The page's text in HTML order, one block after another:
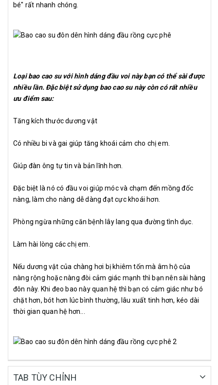
bé" rất nhanh chóng.
Loại bao cao su với hình dáng đầu voi này bạn có thể sài được
nhiều lần. Đặc biệt sử dụng bao cao su này còn có rất nhiều
ưu điểm sau:
Tăng kích thước dương vật
Có nhiều bi và gai giúp tăng khoái cảm cho chị em.
Giúp đàn ông tự tin và bản lĩnh hơn.
Đặc biệt là nó có đầu voi giúp móc và chạm đến mồng đốc
nàng, làm cho nàng dễ dàng đạt cực khoái hơn.
Phòng ngừa những căn bệnh lây lang qua đường tình dục.
Làm hài lòng các chị em.
Nếu dương vật của chàng hơi bị khiêm tốn mà âm hộ của
nàng rộng hoặc nàng đòi cảm giác mạnh thì bạn nên sài hàng
đôn này. Khi đeo bao này quan hệ thì bạn có cảm giác như bó
chặt hơn, bót hơn lúc bình thường, lâu xuất tinh hơn, kéo dài
thời gian quan hệ hơn...
TAB TÙY CHỈNH